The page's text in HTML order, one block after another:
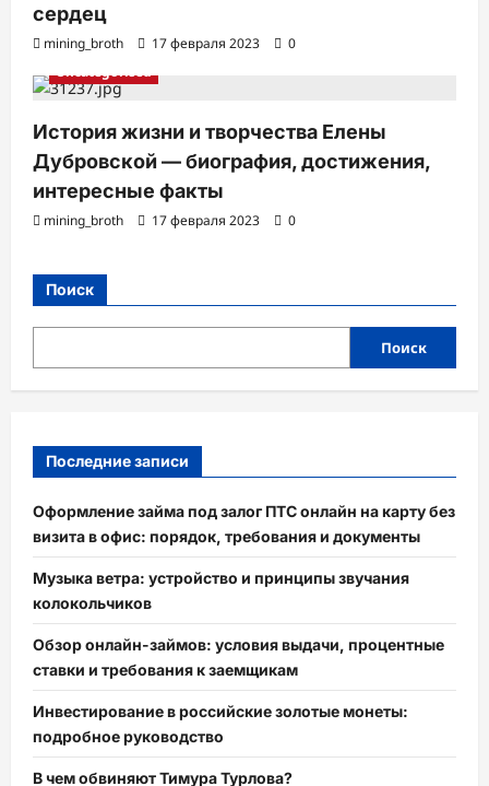
сердец
mining_broth 17 февраля 2023
0
Uncategorised
История жизни и творчества Елены
Дубровской — биография, достижения,
интересные факты
mining_broth 17 февраля 2023 0
Поиск
Поиск
Последние записи
Оформление займа под залог ПТС онлайн на карту без
визита в офис: порядок, требования и документы
Музыка ветра: устройство и принципы звучания
колокольчиков
Обзор онлайн-займов: условия выдачи, процентные
ставки и требования к заемщикам
Инвестирование в российские золотые монеты:
подробное руководство
В чем обвиняют Тимура Турлова?